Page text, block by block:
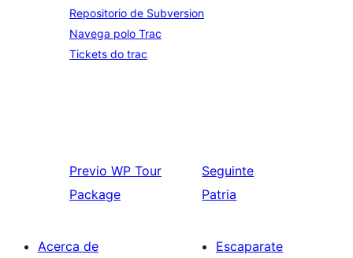
Repositorio de Subversion
Navega polo Trac
Tickets do trac
Previo WP Tour
Package
Seguinte
Patria
Acerca de
Escaparate